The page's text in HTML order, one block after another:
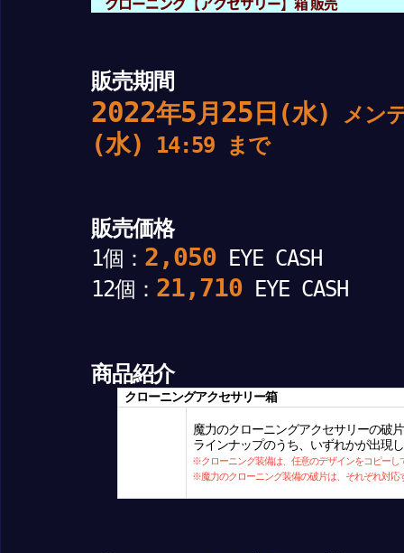
クローニング【アクセサリー】箱 販売
販売期間
2022年5月 25 日(水) メン
(水) 14:59 まで
販売価格
1個： 2,050 EYE CASH
12個： 21,710 EYE CASH
商品紹介
クローニングアクセサリー箱
魔力のクローニングアクセサリーの破
ラインナップのうち、いずれかが出現
※クローニング装備は、任意のデザインをコピーし
※魔力のクローニング装備の破片は、それぞれ対